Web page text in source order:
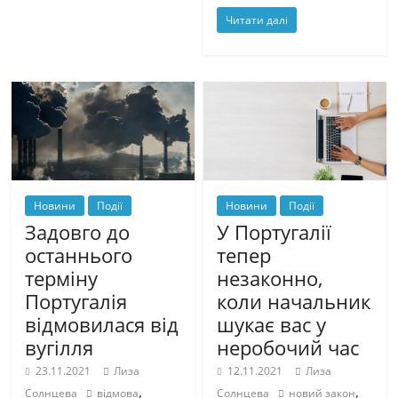
Читати далі
Новини Події
Задовго до
останнього
терміну
Португалія
відмовилася від
вугілля
23.11.2021
Лиза
Солнцева
відмова,
Новини Події
У Португалії
тепер
незаконно,
коли начальник
шукає вас у
неробочий час
12.11.2021
Лиза
Солнцева
новий закон,